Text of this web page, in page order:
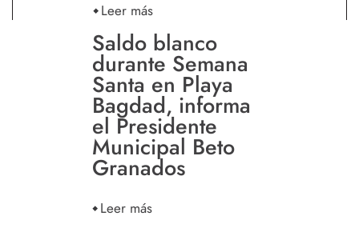
Leer más
Saldo blanco
durante Semana
Santa en Playa
Bagdad, informa
el Presidente
Municipal Beto
Granados
Leer más